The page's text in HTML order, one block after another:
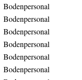
Bodenpersonal
Bodenpersonal
Bodenpersonal
Bodenpersonal
Bodenpersonal
Bodenpersonal